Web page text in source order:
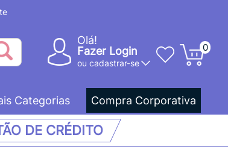
Olá!
Fazer Login
ou cadastrar-se
0
Categorias Compra Corporativa
DE CRÉDITO